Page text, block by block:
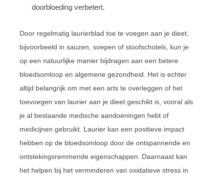
doorbloeding verbetert.
Door regelmatig laurierblad toe te voegen aan je dieet,
bijvoorbeeld in sauzen, soepen of stoofschotels, kun je
op een natuurlijke manier bijdragen aan een betere
bloedsomloop en algemene gezondheid. Het is echter
altijd belangrijk om met een arts te overleggen of het
toevoegen van laurier aan je dieet geschikt is, vooral als
je al bestaande medische aandoeningen hebt of
medicijnen gebruikt. Laurier kan een positieve impact
hebben op de bloedsomloop door de ontspannende en
ontstekingsremmende eigenschappen. Daarnaast kan
het helpen bij het verminderen van oxidatieve stress in